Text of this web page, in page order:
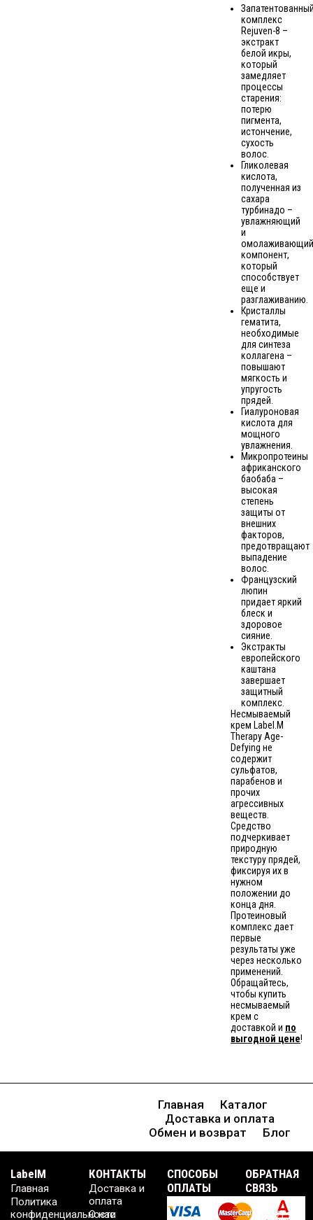
комплекс
Rejuven-8 –
экстракт
белой икры,
который
замедляет
процессы
старения:
потерю
пигмента,
истончение,
сухость
волос.
Гликолевая
кислота,
полученная из
сахара
турбинадо –
увлажняющий
и
омолаживающий
компонент,
который
способствует
еще и
разглаживанию.
Кристаллы
гематита,
необходимые
для синтеза
коллагена –
повышают
мягкость и
упругость
прядей.
Гиалуроновая
кислота для
мощного
увлажнения.
Микропротеины
африканского
баобаба –
высокая
степень
защиты от
внешних
факторов,
предотвращают
выпадение
волос.
Французский
люпин
придает яркий
блеск и
здоровое
сияние.
Экстракты
европейского
каштана
завершает
защитный
комплекс.
Несмываемый
крем Label.M
Therapy Age-
Defying не
содержит
сульфатов,
парабенов и
прочих
агрессивных
веществ.
Средство
подчеркивает
природную
текстуру прядей,
фиксируя их в
нужном
положении до
конца дня.
Протеиновый
комплекс дает
первые
результаты уже
через несколько
применений.
Обращайтесь,
чтобы купить
несмываемый
крем с
доставкой и по
выгодной цене!
Главная
Каталог
Доставка и оплата
Обмен и возврат
Блог
LabelM
Главная
Политика
конфиденциальности
КОНТАКТЫ
Доставка и
оплата
О нас
CПОСОБЫ
ОПЛАТЫ
ОБРАТНАЯ
СВЯЗЬ
----
+7 (967)